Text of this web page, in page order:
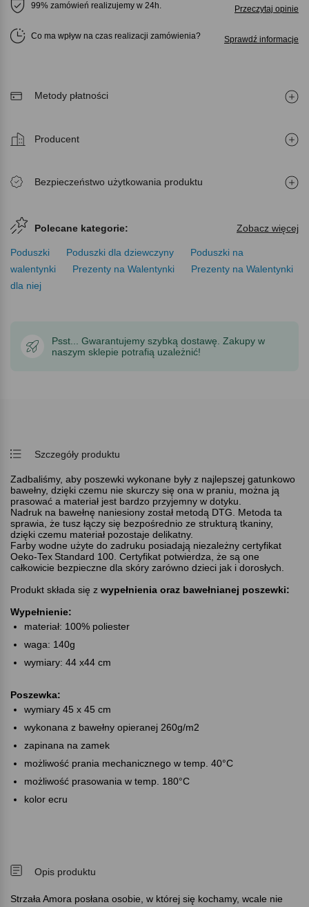
99% zamówień realizujemy w 24h. Przeczytaj opinie
Co ma wpływ na czas realizacji zamówienia Sprawdź informacje
Metody płatności
Producent
Bezpieczeństwo użytkowania produktu
Polecane kategorie: Zobacz więcej
Poduszki Poduszki dla dziewczyny
Poduszki na
walentynki
Prezenty na Walentynki
Prezenty na Walentynki
dla niej
Psst... Gwarantujemy szybką dostawę. Zakupy w
naszym sklepie potrafią uzależnić!
Szczegóły produktu
Zadbaliśmy, aby poszewki wykonane były z najlepszej gatunkowo
bawełny, dzięki czemu nie skurczy się ona w praniu, można ją
prasować a materiał jest bardzo przyjemny w dotyku.
Nadruk na bawełnę naniesiony został metodą DTG. Metoda ta
sprawia, że tusz łączy się bezpośrednio ze strukturą tkaniny,
dzięki czemu materiał pozostaje delikatny.
Farby wodne użyte do zadruku posiadają niezależny certyfikat
Oeko-Tex Standard 100. Certyfikat potwierdza, że są one
całkowicie bezpieczne dla skóry zarówno dzieci jak i dorosłych.
Produkt składa się z wypełnienia oraz bawełnianej poszewki:
Wypełnienie:
materiał: 100% poliester
waga: 140g
wymiary: 44 x44 cm
Poszewka:
wymiary 45 x 45 cm
wykonana z bawełny opieranej 260g/m2
zapinana na zamek
możliwość prania mechanicznego w temp. 40°C
możliwość prasowania w temp. 180°C
kolor ecru
Opis produktu
Strzała Amora posłana osobie, w której się kochamy, wcale nie